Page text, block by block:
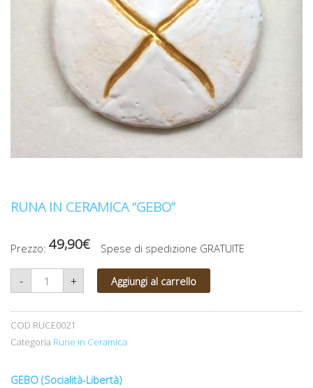
RUNA IN CERAMICA “GEBO”
Prezzo: 49,90€ Spese di spedizione GRATUITE
-
Runa
ceramica
quantità
+ Aggiungi al carrello
COD RUCE0021
Categoria Rune in Ceramica
GEBO (Socialità-Libertà)